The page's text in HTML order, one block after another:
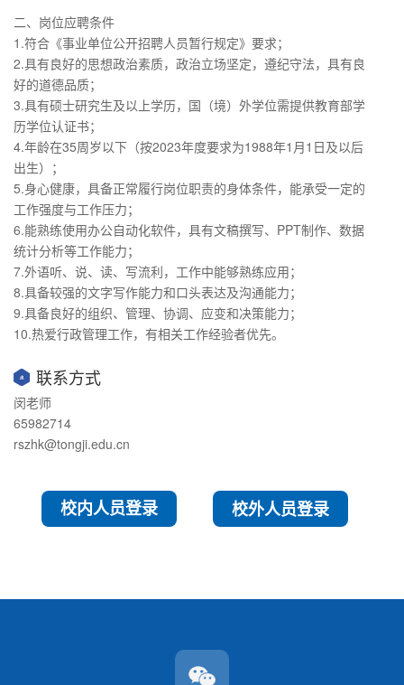
二、岗位应聘条件
1.符合《事业单位公开招聘人员暂行规定》要求；
2.具有良好的思想政治素质，政治立场坚定，遵纪守法，具有良
好的道德品质；
3.具有硕士研究生及以上学历，国（境）外学位需提供教育部学
历学位认证书；
4.年龄在35周岁以下（按2023年度要求为1988年1月1日及以后
出生）；
5.身心健康，具备正常履行岗位职责的身体条件，能承受一定的
工作强度与工作压力；
6.能熟练使用办公自动化软件，具有文稿撰写、PPT制作、数据
统计分析等工作能力；
7.外语听、说、读、写流利，工作中能够熟练应用；
8.具备较强的文字写作能力和口头表达及沟通能力；
9.具备良好的组织、管理、协调、应变和决策能力；
10.热爱行政管理工作，有相关工作经验者优先。
联系方式
闵老师
65982714
rszhk@tongji.edu.cn
校内人员登录 校外人员登录